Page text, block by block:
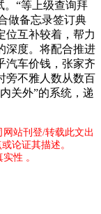
。“等上级查询拜
做备忘录签订典
位互补较着，帮力
深度。将配合推进
汽车价钱，张家齐
旁不雅人数从数百
关外”的系统，递
网站刊登/转载此文出
论证其描述。
性 。